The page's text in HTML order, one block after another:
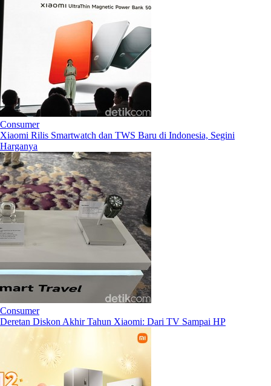
Consumer
Xiaomi Rilis Smartwatch dan TWS Baru di Indonesia, Segini
Harganya
Consumer
Deretan Diskon Akhir Tahun Xiaomi: Dari TV Sampai HP